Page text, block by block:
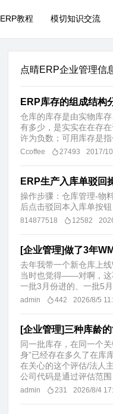
ERP教程 模切知识交流
点晴ERP企业管理信
ERP库存的组成结构
仓库的库存是由实物库
有多少，是实实在在存
许为负数；可用库存是
Ccoffee 27493 2017/
ERP生产入库单驳回
操作步骤：仓库管理-物
后点击驳回本入库单按钮
814877518 12582
[企业管理]做了3年
去年我带一个新仓库上
当时也觉得——对啊，这
一批3月份进的、一批5
admin 442 2026/8/5
[企业管理]三种库龄
同一批库存，在同一个
身”已经存在多久了在库
在关心的这个评估/法人
公司代码是通过评估范围
admin 231 2026/8/4